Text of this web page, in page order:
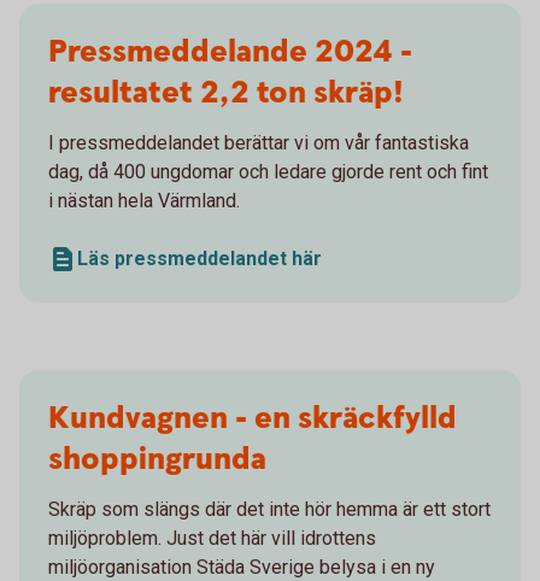
Pressmeddelande 2024 -
resultatet 2,2 ton skräp!
I pressmeddelandet berättar vi om vår fantastiska
dag, då 400 ungdomar och ledare gjorde rent och fint
i nästan hela Värmland.
Läs pressmeddelandet här
Kundvagnen - en skräckfylld
shoppingrunda
Skräp som slängs där det inte hör hemma är ett stort
miljöproblem. Just det här vill idrottens
miljöorganisation Städa Sverige belysa i en ny